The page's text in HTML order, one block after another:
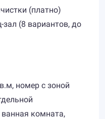
(платно)
(8 вариантов, до
номер с зоной
комната,